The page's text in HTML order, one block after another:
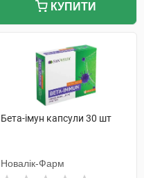
КУПИТИ
Бета-імун капсули 30 шт
Новалік-Фарм